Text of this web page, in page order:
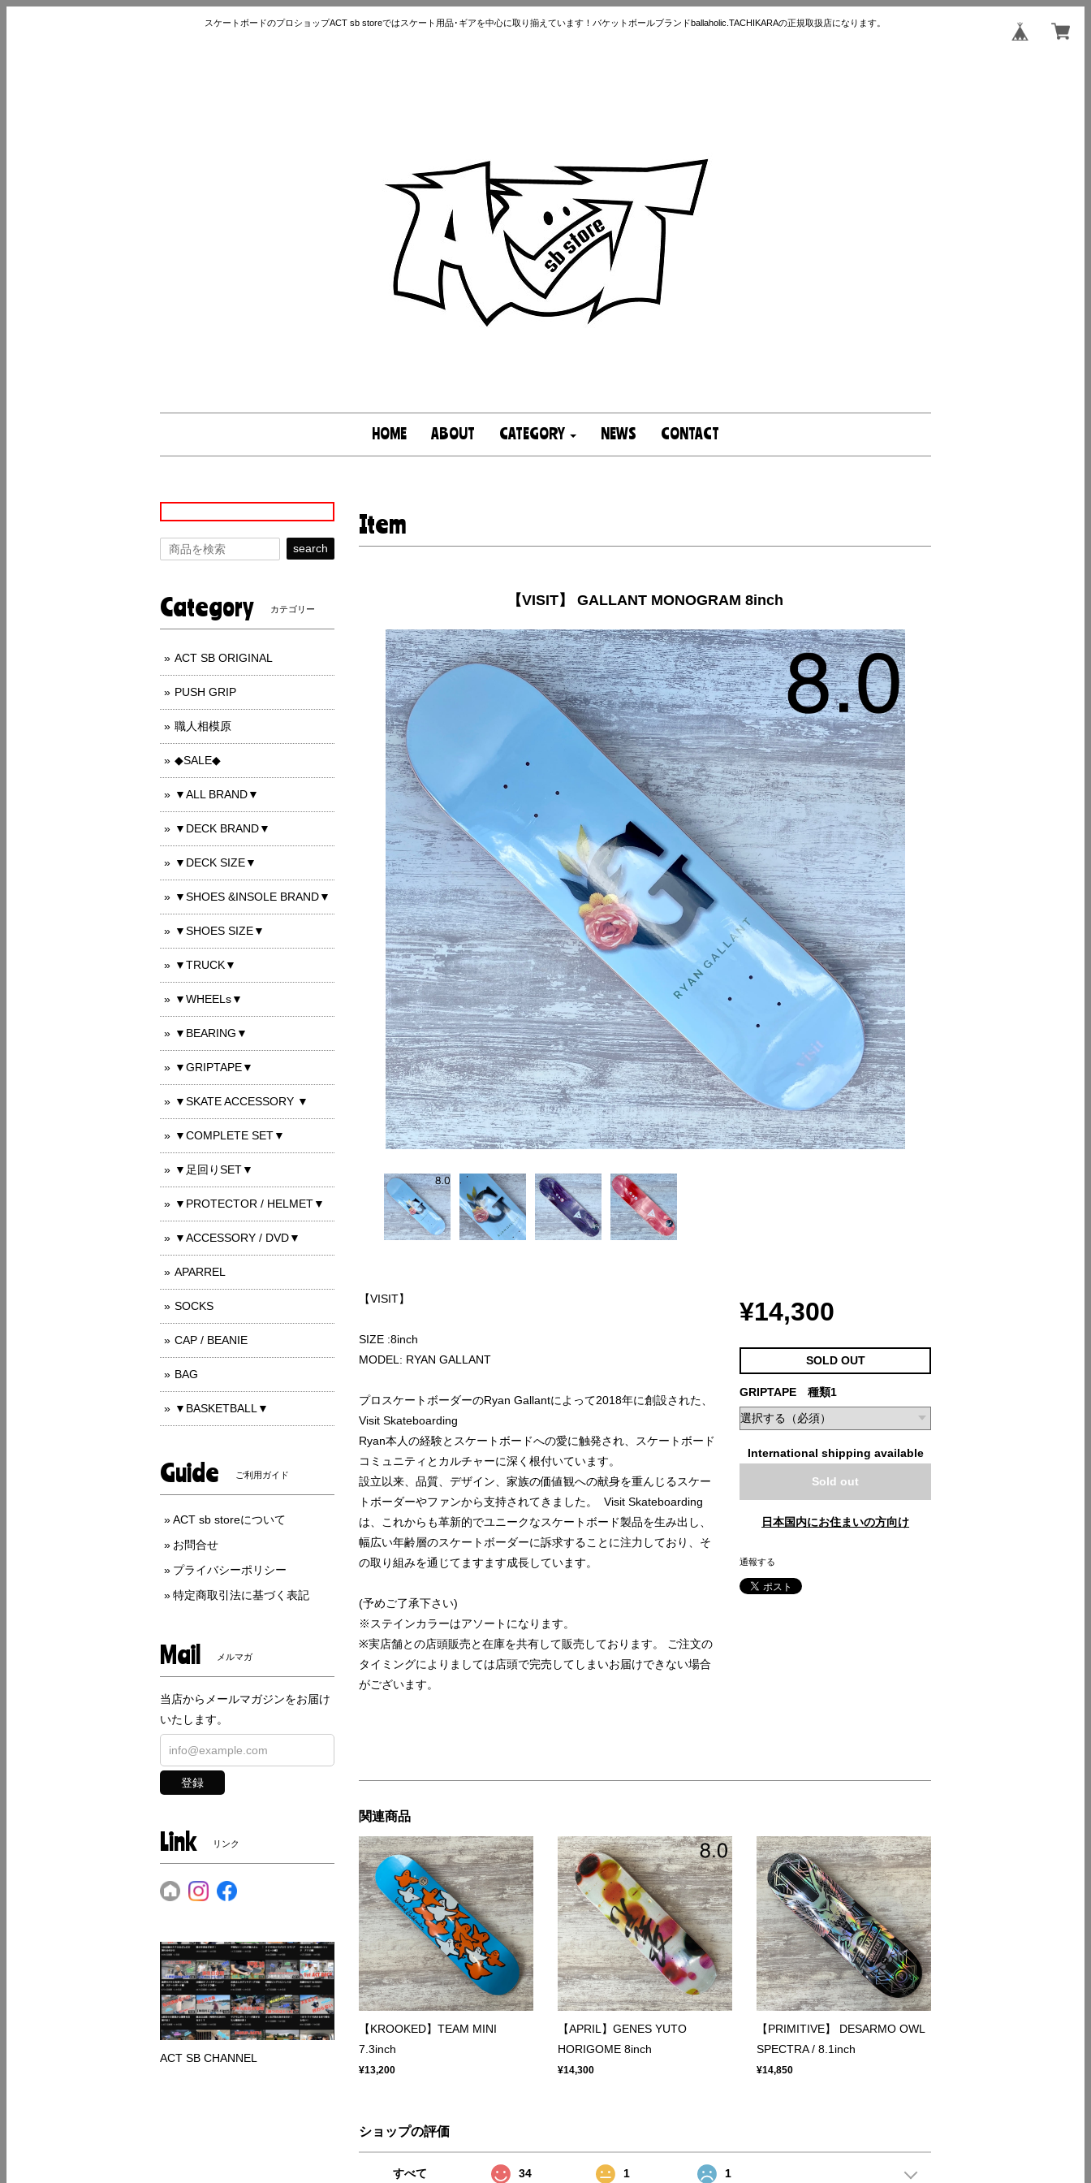
スケートボードのプロショップACT sb storeではスケート用品･ギアを中心に取り揃えています！バケットボールブランドballaholic.TACHIKARAの正規取扱店になります。
HOME ABOUT CATEGORY NEWS CONTACT
Item
【VISIT】 GALLANT MONOGRAM 8inch
【VISIT】
SIZE :8inch
MODEL: RYAN GALLANT
プロスケートボーダーのRyan Gallantによって2018年に創設された、
Visit Skateboarding
Ryan本人の経験とスケートボードへの愛に触発され、スケートボード
コミュニティとカルチャーに深く根付いています。
設立以来、品質、デザイン、家族の価値観への献身を重んじるスケー
トボーダーやファンから支持されてきました。 Visit Skateboarding
は、これからも革新的でユニークなスケートボード製品を生み出し、
幅広い年齢層のスケートボーダーに訴求することに注力しており、そ
の取り組みを通じてますます成長しています。
(予めご了承下さい)
※ステインカラーはアソートになります。
※実店舗との店頭販売と在庫を共有して販売しております。 ご注文の
タイミングによりましては店頭で完売してしまいお届けできない場合
がございます。
¥14,300
SOLD OUT
GRIPTAPE 種類1
International shipping available
Sold out
日本国内にお住まいの方向け
通報する
関連商品
【KROOKED】TEAM MINI
7.3inch
¥13,200
【APRIL】GENES YUTO
HORIGOME 8inch
¥14,300
【PRIMITIVE】 DESARMO OWL
SPECTRA / 8.1inch
¥14,850
ショップの評価
すべて 34 1 1
search
Category カテゴリー
ACT SB ORIGINAL
PUSH GRIP
職人相模原
◆SALE◆
▼ALL BRAND▼
▼DECK BRAND▼
▼DECK SIZE▼
▼SHOES &INSOLE BRAND▼
▼SHOES SIZE▼
▼TRUCK▼
▼WHEELs▼
▼BEARING▼
▼GRIPTAPE▼
▼SKATE ACCESSORY ▼
▼COMPLETE SET▼
▼足回りSET▼
▼PROTECTOR / HELMET▼
▼ACCESSORY / DVD▼
APARREL
SOCKS
CAP / BEANIE
BAG
▼BASKETBALL▼
Guide ご利用ガイド
ACT sb storeについて
お問合せ
プライバシーポリシー
特定商取引法に基づく表記
Mail メルマガ
当店からメールマガジンをお届け
いたします。
登録
Link リンク
ACT SB CHANNEL